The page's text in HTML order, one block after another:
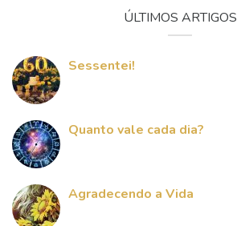
ÚLTIMOS ARTIGOS
Sessentei!
Quanto vale cada dia?
Agradecendo a Vida